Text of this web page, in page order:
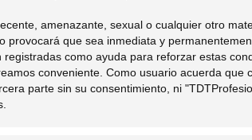
amenazante, sexual o cualquier otro
que sea inmediata y
como ayuda para reforzar estas
conveniente. Como usuario acuerda
parte sin su consentimiento, ni